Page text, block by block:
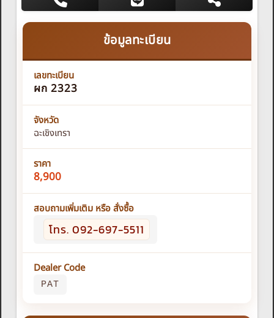
ข้อมูลทะเบียน
เลขทะเบียน
ผก 2323
จังหวัด
ฉะเชิงเทรา
ราคา
8,900
สอบถามเพิ่มเติม หรือ สั่งซื้อ
โทร. 092-697-5511
Dealer Code
PAT